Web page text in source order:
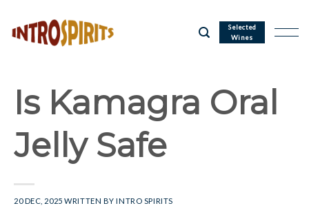
content
Selected
Wines
Is Kamagra Oral
Jelly Safe
20 DEC, 2025 WRITTEN BYINTRO SPIRITS